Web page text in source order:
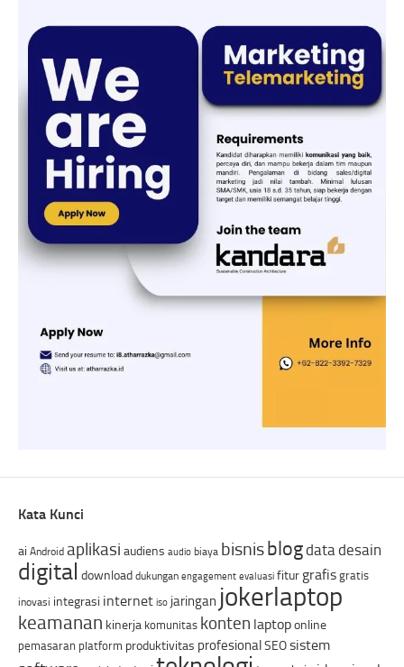
Kata Kunci
ai Android aplikasi audiens audio biaya bisnisblogdatadesain
digital download dukungan engagement evaluasi fitur grafis gratis
inovasi integrasi internet iso jaringan jokerlaptop
keamanan kinerja komunitas konten laptoponline
pemasaran platform produktivitas profesionalSEOsistem